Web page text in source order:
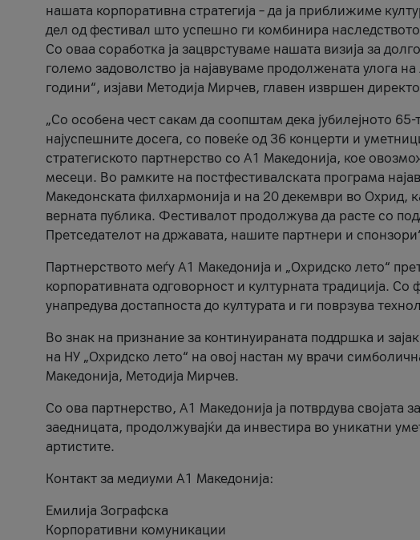
нашата корпоративна стратегија – да ја приближиме
дел од фестивал што успешно ги комбинира
Со оваа соработка ја зацврстуваме нашата визија за
големо задоволство ја најавуваме продолжената улога
години“, изјави Методија Мирчев, главен извршен
„Со особена чест сакам да соопштам дека јубилејното
најуспешните досега, со повеќе од 36 концерти и
стратегиското партнерство со А1 Македонија, кое
месеци. Во рамките на постфестивалската програма
Македонската филхармонија и на 20 декември во Охрид,
верната публика. Фестивалот продолжува да расте со
Претседателот на државата, нашите партнери и
Партнерството меѓу A1 Македонија и „Охридско лето“
корпоративната одговорност и културната традиција.
унапредува достапноста до културата и ги поврзува
Во знак на признание за континуираната поддршка и
на НУ „Охридско лето“ на овој настан му врачи
Македонија, Методија Мирчев.
Со ова партнерство, A1 Македонија ја потврдува
заедницата, продолжувајќи да инвестира во уникатни
артистите.
Контакт за медиуми А1 Македонија:
Емилија Зографска
Корпоративни комуникации